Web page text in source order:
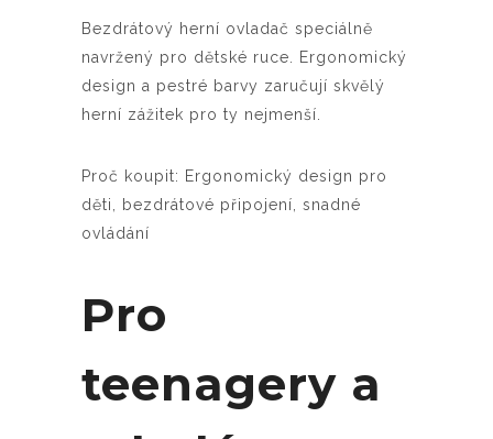
Bezdrátový herní ovladač speciálně
navržený pro dětské ruce. Ergonomický
design a pestré barvy zaručují skvělý
herní zážitek pro ty nejmenší.
Proč koupit: Ergonomický design pro
děti, bezdrátové připojení, snadné
ovládání
Pro
teenagery a